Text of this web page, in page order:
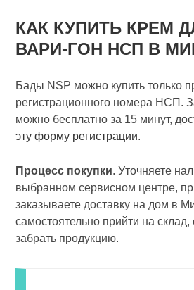
КАК КУПИТЬ КРЕМ
ВАРИ-ГОН НСП В
Бады NSP можно купить только
регистрационного номера НСП.
можно бесплатно за 15 минут,
эту форму регистрации.
Процесс покупки. Уточняете
выбранном сервисном центре,
заказываете доставку на дом в
самостоятельно прийти на склад,
забрать продукцию.